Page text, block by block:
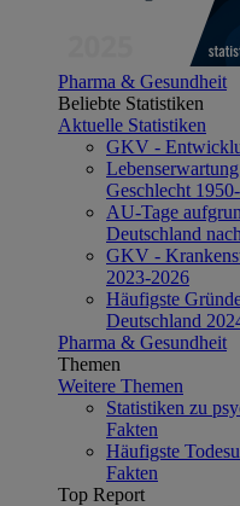
Pharma & Gesundheit
Beliebte Statistiken
Aktuelle Statistiken
GKV -
Geschlecht
AU-Tage
Deutschland
GKV -
2023-2026
Häufigste
Deutschland
Pharma & Gesundheit
Themen
Weitere Themen
Statistiken zu
Fakten
Häufigste
Fakten
Top Report